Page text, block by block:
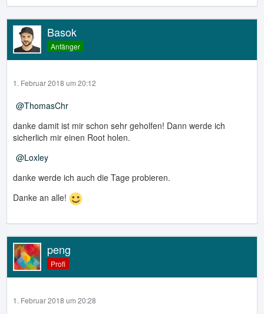
Basok
Anfänger
1. Februar 2018 um 20:12
ThomasChr
danke damit ist mir schon sehr geholfen! Dann werde ich
sicherlich mir einen Root holen.
Loxley
danke werde ich auch die Tage probieren.
Danke an alle!
peng
Profi
1. Februar 2018 um 20:28